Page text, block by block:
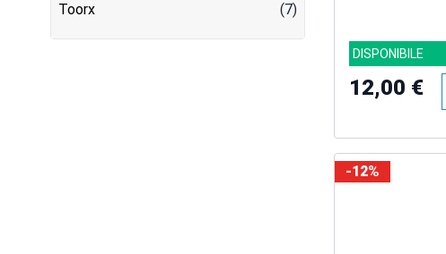
Toorx
(7)
DISPONIBILE
12,00 €
-12%